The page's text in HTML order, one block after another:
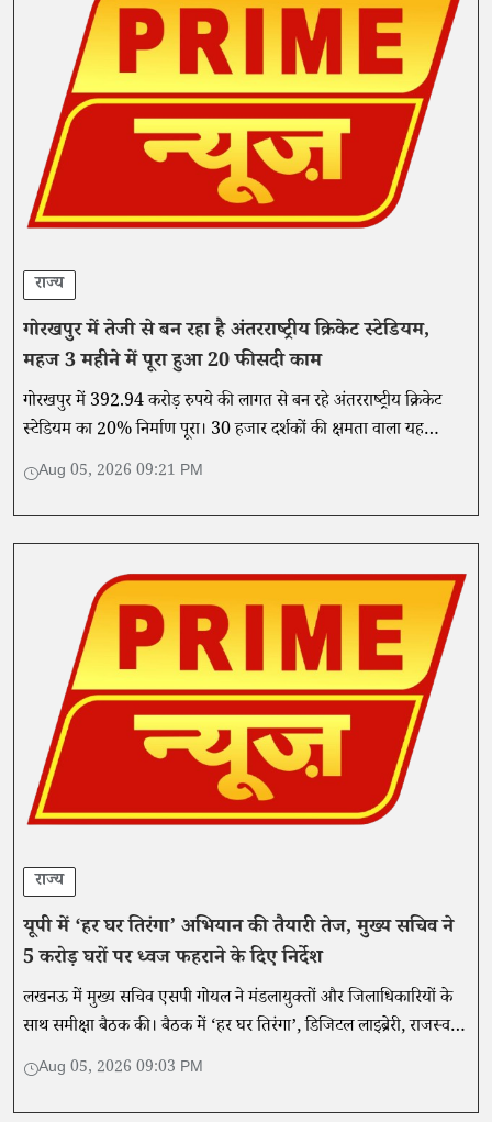
राज्य
गोरखपुर में तेजी से बन रहा है अंतरराष्ट्रीय क्रिकेट स्टेडियम,
महज 3 महीने में पूरा हुआ 20 फीसदी काम
गोरखपुर में 392.94 करोड़ रुपये की लागत से बन रहे अंतरराष्ट्रीय क्रिकेट
स्टेडियम का 20% निर्माण पूरा। 30 हजार दर्शकों की क्षमता वाला यह
स्टेडियम पूर्वांचल को नई खेल पहचान देगा।
Aug 05, 2026 09:21 PM
राज्य
यूपी में ‘हर घर तिरंगा’ अभियान की तैयारी तेज, मुख्य सचिव ने
5 करोड़ घरों पर ध्वज फहराने के दिए निर्देश
लखनऊ में मुख्य सचिव एसपी गोयल ने मंडलायुक्तों और जिलाधिकारियों के
साथ समीक्षा बैठक की। बैठक में ‘हर घर तिरंगा’, डिजिटल लाइब्रेरी, राजस्व
मामलों और स्वतंत्रता दिवस तैयारियों की समीक्षा की गई।
Aug 05, 2026 09:03 PM